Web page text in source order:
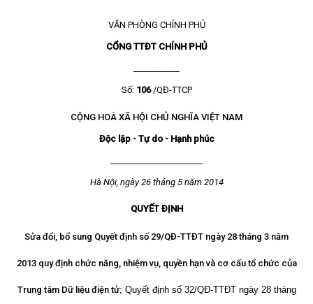
VĂN PHÒNG CHÍNH PHỦ
CỔNG TTĐT CHÍNH PHỦ
Số: 106/QĐ-TTCP
CỘNG HOÀ XÃ HỘI CHỦ NGHĨA VIỆT NAM
Độc lập - Tự do - Hạnh phúc
Hà Nội, ngày 26 tháng 5 năm 2014
QUYẾT ĐỊNH
Sửa đổi, bổ sung Quyết định số 29/QĐ-TTĐT ngày 28 tháng 3 năm
2013 quy định chức năng, nhiệm vụ, quyền hạn và cơ cấu tổ chức của
Trung tâm Dữ liệu điện tử; Quyết định số 32/QĐ-TTĐT ngày 28 tháng